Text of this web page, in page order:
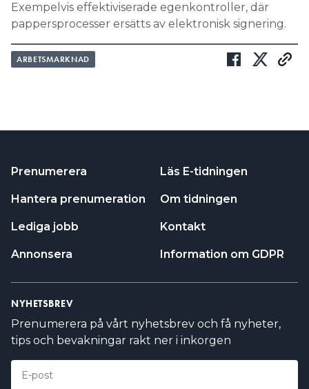
Exempelvis effektiviserade egenkontroller, där
pappersprocesser ersätts av elektronisk signering.
ARBETSMARKNAD
Prenumerera
Hantera prenumeration
Lediga jobb
Annonsera
Läs E-tidningen
Om tidningen
Kontakt
Information om GDPR
NYHETSBREV
Prenumerera på vårt nyhetsbrev och få nyheter,
tips och bevakningar rakt ner i inkorgen